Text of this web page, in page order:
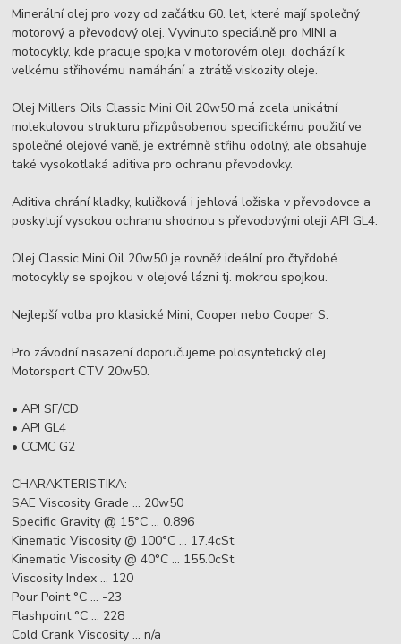
Minerální olej pro vozy od začátku 60. let, které mají společný
motorový a převodový olej. Vyvinuto speciálně pro MINI a
motocykly, kde pracuje spojka v motorovém oleji, dochází k
velkému střihovému namáhání a ztrátě viskozity oleje.
Olej Millers Oils Classic Mini Oil 20w50 má zcela unikátní
molekulovou strukturu přizpůsobenou specifickému použití ve
společné olejové vaně, je extrémně střihu odolný, ale obsahuje
také vysokotlaká aditiva pro ochranu převodovky.
Aditiva chrání kladky, kuličková i jehlová ložiska v převodovce a
poskytují vysokou ochranu shodnou s převodovými oleji API GL4.
Olej Classic Mini Oil 20w50 je rovněž ideální pro čtyřdobé
motocykly se spojkou v olejové lázni tj. mokrou spojkou.
Nejlepší volba pro klasické Mini, Cooper nebo Cooper S.
Pro závodní nasazení doporučujeme polosyntetický olej
Motorsport CTV 20w50.
• API SF/CD
• API GL4
• CCMC G2
CHARAKTERISTIKA:
SAE Viscosity Grade ... 20w50
Specific Gravity @ 15°C ... 0.896
Kinematic Viscosity @ 100°C ... 17.4cSt
Kinematic Viscosity @ 40°C ... 155.0cSt
Viscosity Index ... 120
Pour Point °C ... -23
Flashpoint °C ... 228
Cold Crank Viscosity ... n/a